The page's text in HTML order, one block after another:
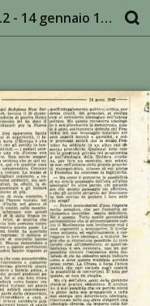
La Nuova Europa - anno II - n.2 - 14 gennaio 1945